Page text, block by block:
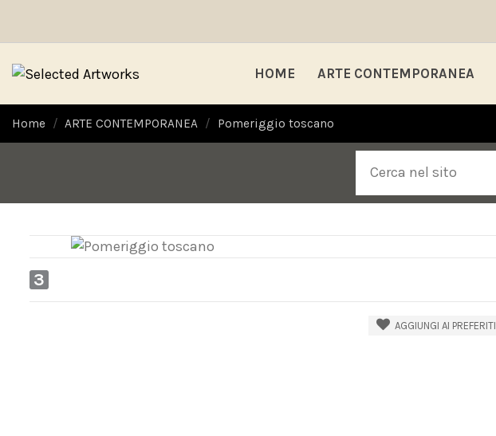
HOME ARTE CONTEMPORANEA
Home ARTE CONTEMPORANEA Pomeriggio toscano
3
AGGIUNGI AI PREFERITI